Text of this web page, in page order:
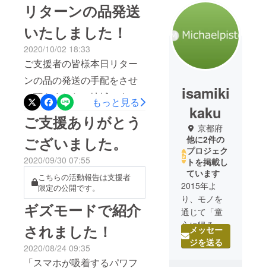
リターンの品発送
いたしました！
2020/10/02 18:33
ご支援者の皆様本日リター
ンの品の発送の手配をさせ
て頂きました。地域により
ましては、お届けまで2～3
日かかってしまう可能性も
ございますが、今しばらく
お待ちくださいませ。商品
に関しまして何かございま
したら、下記までご連絡頂
きますようお願いいたしま
す。・お問い合わせ窓口
michaelpiste@isami.xsrv.jp
皆様に末永くお使い頂けま
もっと見る
ご支援ありがとう
ございました。
2020/09/30 07:55
こちらの活動報告は支援者
限定の公開です。
ギズモードで紹介
されました！
2020/08/24 09:35
「スマホが吸着するパワフ
isamiki
kaku
京都府
他に2件の
プロジェク
トを掲載し
ています
2015年よ
り、モノを
通じて「童
心に帰る喜
び」をテー
マに
メッセー
ジを送る